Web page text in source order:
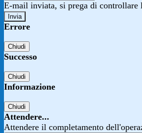
E-mail inviata, si prega di controllare
Errore
Chiudi
Successo
Chiudi
Informazione
Chiudi
Attendere...
Attendere il completamento